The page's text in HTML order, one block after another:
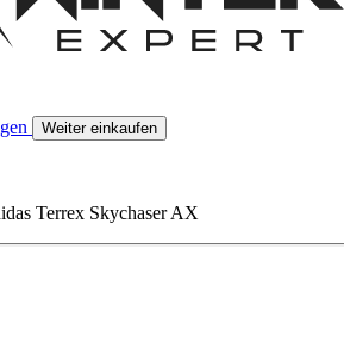
Weiter einkaufen
Terrex Skychaser AX